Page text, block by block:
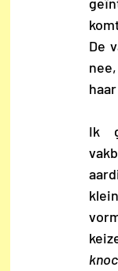
De
Ik